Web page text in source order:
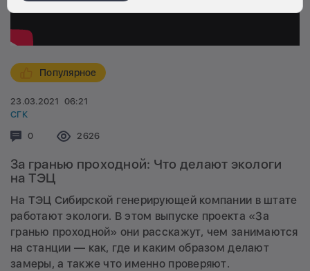
Популярное
23.03.2021 06:21
СГК
Комментариев:
0 Просмотров:
2626
За гранью проходной: Что делают экологи
на ТЭЦ
На ТЭЦ Сибирской генерирующей компании в штате
работают экологи. В этом выпуске проекта «За
гранью проходной» они расскажут, чем занимаются
на станции — как, где и каким образом делают
замеры, а также что именно проверяют.